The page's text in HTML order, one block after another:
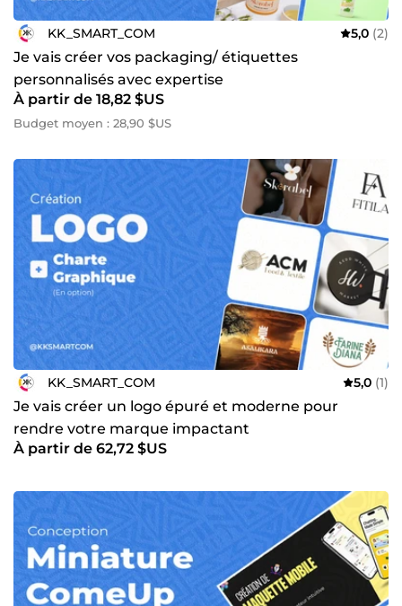
KK_SMART_COM 5,0 (2)
Je vais créer vos packaging/ étiquettes
personnalisés avec expertise
À partir de 18,82 $US
Budget moyen : 28,90 $US
KK_SMART_COM 5,0 (1)
Je vais créer un logo épuré et moderne pour
rendre votre marque impactant
À partir de 62,72 $US